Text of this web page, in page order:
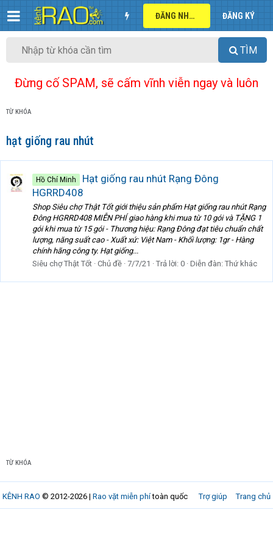
ĐĂNG NHẬP ĐĂNG KÝ
TÌM
Đừng cố SPAM, sẽ cấm vĩnh viễn ngay và luôn
TỪ KHÓA
hạt giống rau nhút
Hồ Chí Minh
Hạt giống rau nhút Rạng Đông
HGRRD408
Shop Siêu chợ Thật Tốt giới thiệu sản phẩm Hạt giống rau nhút Rạng
Đông HGRRD408 MIỄN PHÍ giao hàng khi mua từ 10 gói và TẶNG 1
gói khi mua từ 15 gói - Thương hiệu: Rạng Đông đạt tiêu chuẩn chất
lượng, năng suất cao - Xuất xứ: Việt Nam - Khối lượng: 1gr - Hàng
chính hãng công ty. Hạt giống...
Siêu chợ Thật Tốt Chủ đề 7/7/21 Trả lời: 0 Diễn đàn: Thứ khác
TỪ KHÓA
Trợ giúp Trang chủ
KÊNH RAO © 2012-2026 | Rao vặt miễn phítoàn quốc